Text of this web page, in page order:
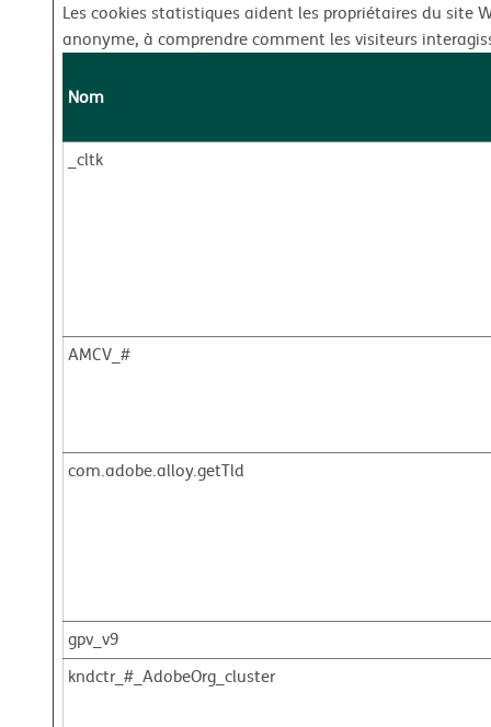
Les cookies statistiques aident les propriétaires du
anonyme, à comprendre comment les visiteurs
Nom
_cltk
AMCV_#
com.adobe.alloy.getTld
gpv_v9
kndctr_#_AdobeOrg_cluster